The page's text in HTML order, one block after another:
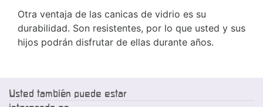
Otra ventaja de las canicas de vidrio es su
durabilidad. Son resistentes, por lo que usted y sus
hijos podrán disfrutar de ellas durante años.
Usted también puede estar